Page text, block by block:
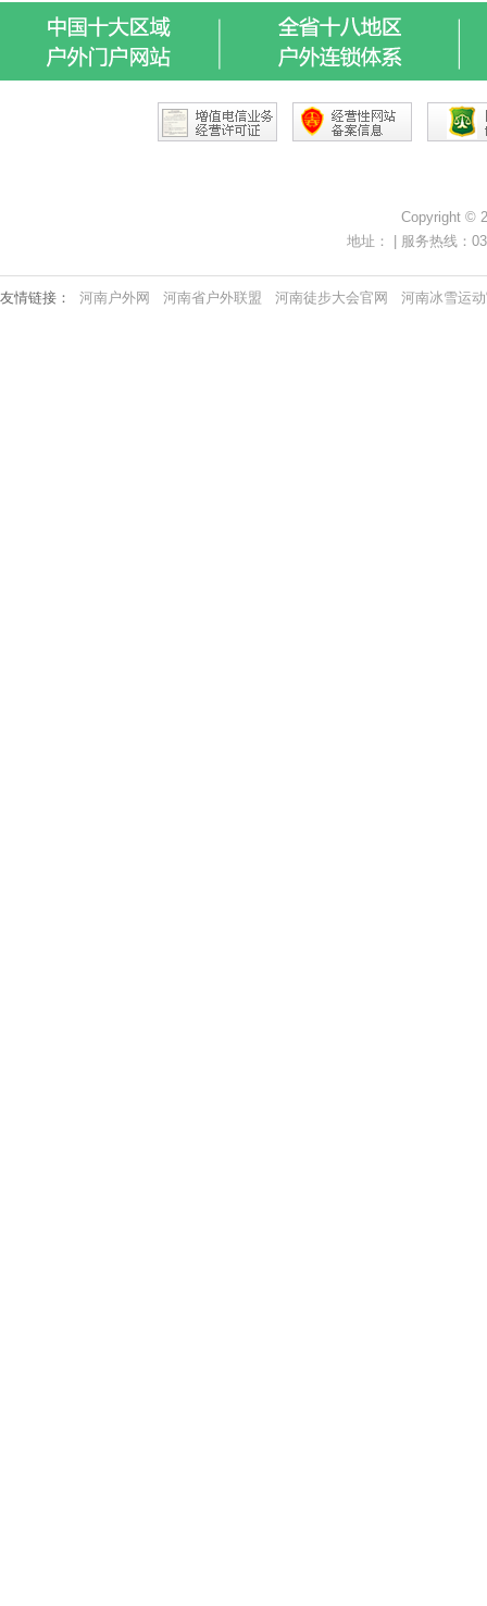
Copyright ©
地址： | 服务热线：
友情链接： 河南户外网 河南省户外联盟 河南徒步大会官网 河南冰雪运